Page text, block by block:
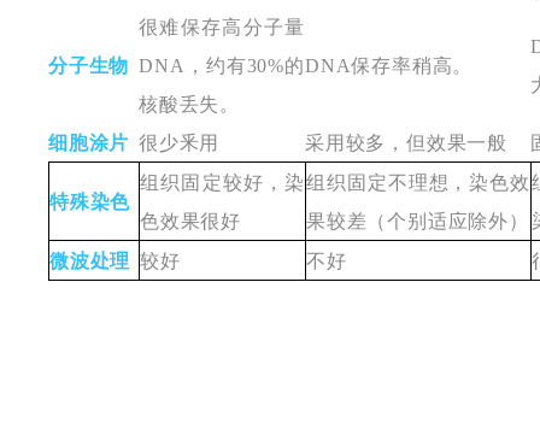
分子生物
很难保存高分子量
DNA ， 约有30%的
核酸丢失 。
DNA保存率稍高。
细胞涂片 很少釆用 采用较多，但效果一般
特殊染色
组织固定较好，染
色效果很好
组织固定不理想，染色效
果较差（个别 适应除外）
微波处理 较好 不好